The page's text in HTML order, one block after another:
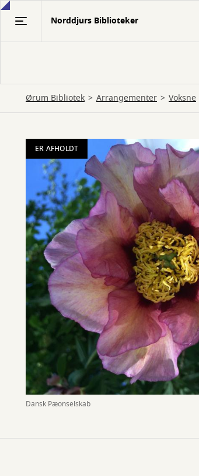
Gå
Norddjurs Biblioteker
Ørum Bibliotek Arrangementer Voksne
ER AFHOLDT
Dansk Pæonselskab